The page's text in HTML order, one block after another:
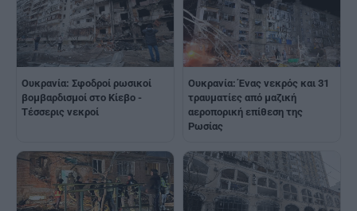
Ουκρανία: Σφοδροί ρωσικοί
βομβαρδισμοί στο Κίεβο -
Τέσσερις νεκροί
Ουκρανία: Ένας νεκρός και 31
τραυματίες από μαζική
αεροπορική επίθεση της
Ρωσίας